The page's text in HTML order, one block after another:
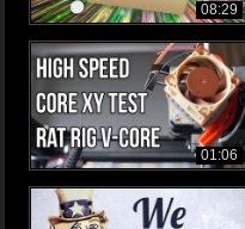
08:29
01:06